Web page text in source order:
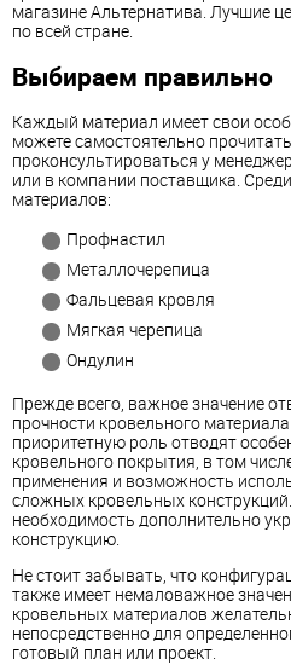
магазине Альтернатива. Лучшие
по всей стране.
Выбираем правильно
Каждый материал имеет свои
можете самостоятельно прочитать
проконсультироваться у
или в компании поставщика.
материалов:
Профнастил
Металлочерепица
Фальцевая кровля
Мягкая черепица
Ондулин
Прежде всего, важное значение
прочности кровельного
приоритетную роль отводят
кровельного покрытия, в том
применения и возможность
сложных кровельных
необходимость дополнительно
конструкцию.
Не стоит забывать, что
также имеет немаловажное
кровельных материалов
непосредственно для
готовый план или проект.